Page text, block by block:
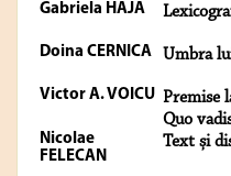
Gabriela HAJA
Doina CERNICA Umbra
Victor A. VOICU Premise
Quo
Nicolae
FELECAN
Text și